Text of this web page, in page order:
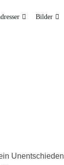
Bilder
Unentschieden